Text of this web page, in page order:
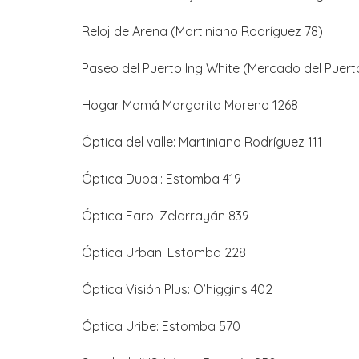
Reloj de Arena (Martiniano Rodríguez 78)
Paseo del Puerto Ing White (Mercado del
Hogar Mamá Margarita Moreno 1268
Óptica del valle: Martiniano Rodríguez 111
Óptica Dubai: Estomba 419
Óptica Faro: Zelarrayán 839
Óptica Urban: Estomba 228
Óptica Visión Plus: O’higgins 402
Óptica Uribe: Estomba 570